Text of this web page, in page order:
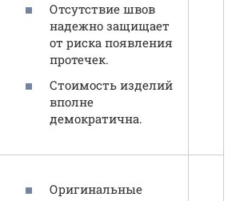
Отсутствие швов
надежно защищает
от риска появления
протечек.
Стоимость изделий
вполне
демократична.
Оригинальные